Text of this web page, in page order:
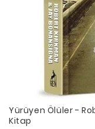
Yürüyen Ölüler -
Kitap